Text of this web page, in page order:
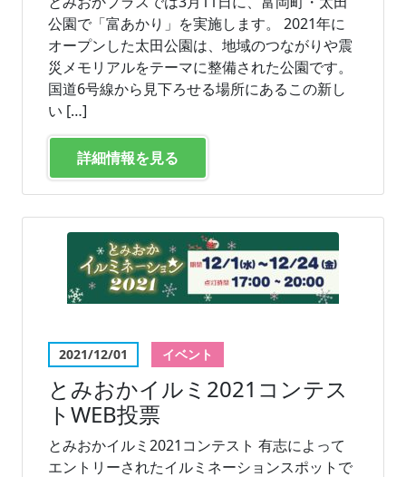
公園で「富あかり」を実施します。 2021年に
オープンした太田公園は、地域のつながりや震
災メモリアルをテーマに整備された公園です。
国道6号線から見下ろせる場所にあるこの新し
い […]
詳細情報を見る
2021/12/01 イベント
とみおかイルミ2021コンテス
トWEB投票
とみおかイルミ2021コンテスト 有志によって
エントリーされたイルミネーションスポットで